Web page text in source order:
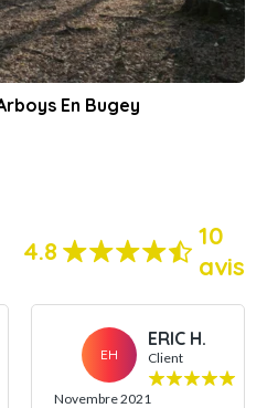
En Bugey
4.8
10
avis
EH
ERIC H.
Client
Novembre 2021